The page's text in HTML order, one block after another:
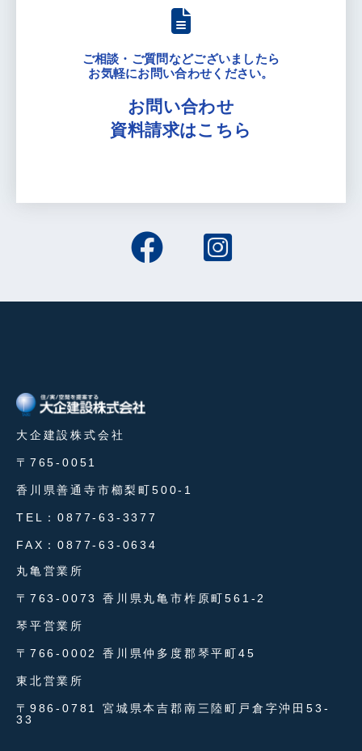
ご相談・ご質問などございましたら
お気軽にお問い合わせください。
お問い合わせ
資料請求はこちら
大企建設株式会社
〒765-0051
香川県善通寺市櫛梨町500-1
TEL：0877-63-3377
FAX：0877-63-0634
丸亀営業所
〒763-0073 香川県丸亀市柞原町561-2
琴平営業所
〒766-0002 香川県仲多度郡琴平町45
東北営業所
〒986-0781 宮城県本吉郡南三陸町戸倉字沖田53-
33